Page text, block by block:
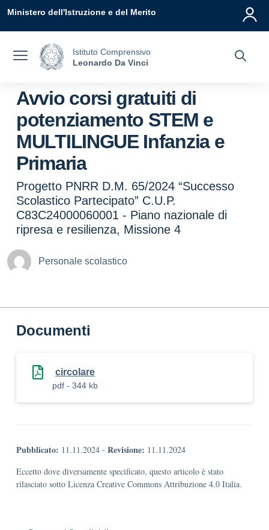
Ministero dell'Istruzione e del Merito
Istituto Comprensivo
Leonardo Da Vinci
Avvio corsi gratuiti di
potenziamento STEM e
MULTILINGUE Infanzia e
Primaria
Progetto PNRR D.M. 65/2024 “Successo
Scolastico Partecipato” C.U.P.
C83C24000060001 - Piano nazionale di
ripresa e resilienza, Missione 4
Personale scolastico
Documenti
circolare
pdf - 344 kb
Pubblicato: 11.11.2024 - Revisione: 11.11.2024
Eccetto dove diversamente specificato, questo articolo è stato
rilasciato sotto Licenza Creative Commons Attribuzione 4.0 Italia.